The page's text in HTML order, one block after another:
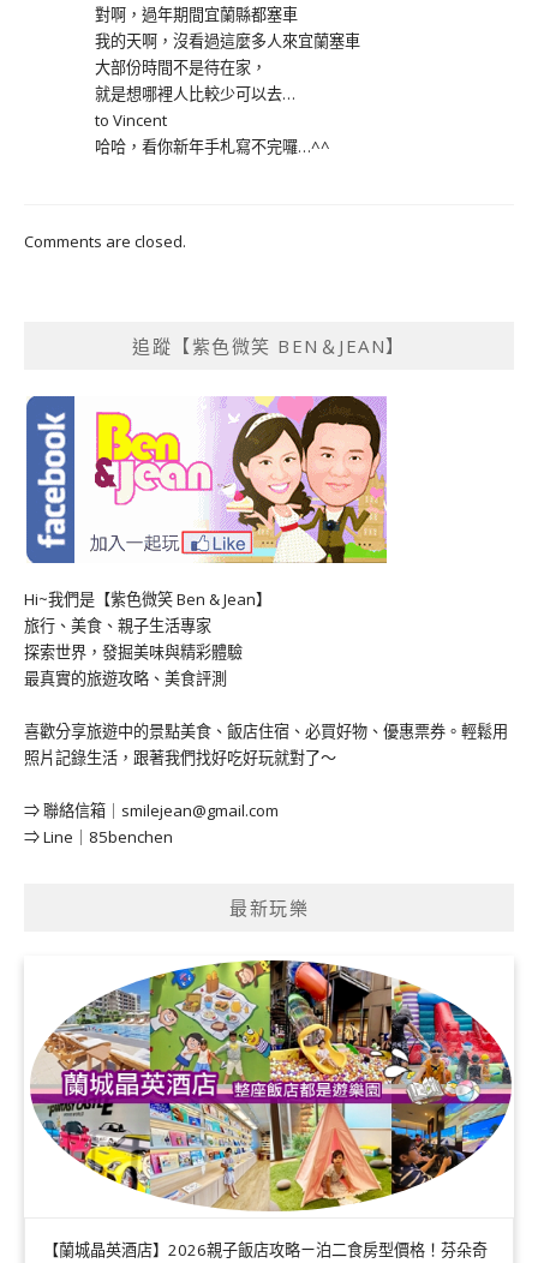
對啊，過年期間宜蘭縣都塞車
我的天啊，沒看過這麼多人來宜蘭塞車
大部份時間不是待在家，
就是想哪裡人比較少可以去…
to Vincent
哈哈，看你新年手札寫不完囉…^^
Comments are closed.
追蹤【紫色微笑 BEN＆JEAN】
Hi~我們是【紫色微笑 Ben & Jean】
旅行、美食、親子生活專家
探索世界，發掘美味與精彩體驗
最真實的旅遊攻略、美食評測
喜歡分享旅遊中的景點美食、飯店住宿、必買好物、優惠票券。輕鬆用
照片記錄生活，跟著我們找好吃好玩就對了～
⇒ 聯絡信箱｜ smilejean@gmail.com
⇒ Line｜85benchen
最新玩樂
【蘭城晶英酒店】2026親子飯店攻略ㄧ泊二食房型價格！芬朵奇